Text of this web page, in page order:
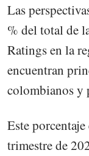
Las
% del total de
Ratings en la
encuentran
colombianos y
Este
trimestre de